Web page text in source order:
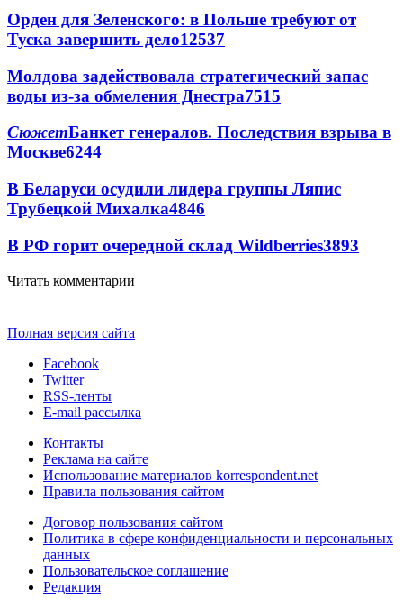
Орден для Зеленского: в Польше требуют от
Туска завершить дело12537
Молдова задействовала стратегический запас
воды из-за обмеления Днестра7515
СюжетБанкет генералов. Последствия взрыва в
Москве6244
В Беларуси осудили лидера группы Ляпис
Трубецкой Михалка4846
В РФ горит очередной склад Wildberries3893
Читать комментарии
Полная версия сайта
Facebook
Twitter
RSS-ленты
E-mail рассылка
Контакты
Реклама на сайте
Использование материалов korrespondent.net
Правила пользования сайтом
Договор пользования сайтом
Политика в сфере конфиденциальности и персональных
данных
Пользовательское соглашение
Редакция